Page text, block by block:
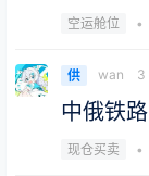
空运舱位 •
供 wan 3
中俄铁
现仓买卖 •